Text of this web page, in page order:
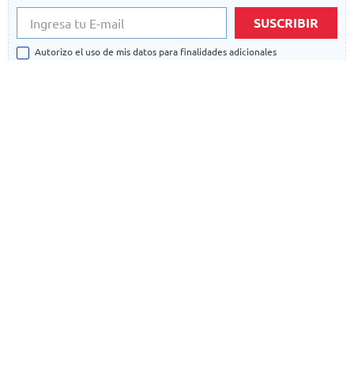
SUSCRIBIR
Autorizo el uso de mis datos para finalidades adicionales